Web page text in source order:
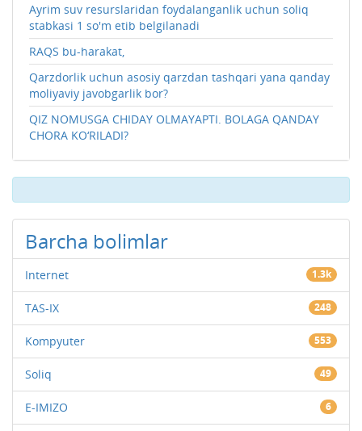
Ayrim suv resurslaridan foydalanganlik uchun soliq
stabkasi 1 so'm etib belgilanadi
RAQS bu-harakat,
Qarzdorlik uchun asosiy qarzdan tashqari yana qanday
moliyaviy javobgarlik bor?
QIZ NOMUSGA CHIDAY OLMAYAPTI. BOLAGA QANDAY
CHORA KO‘RILADI?
Barcha bolimlar
Internet 1.3k
TAS-IX 248
Kompyuter 553
Soliq 49
E-IMIZO 6